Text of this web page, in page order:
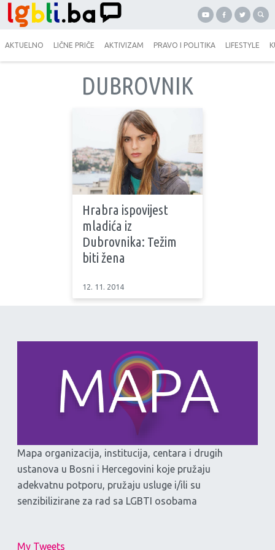
AKTUELNO LIČNE PRIČE AKTIVIZAM PRAVO I POLITIKA LIFESTYLE
DUBROVNIK
Hrabra ispovijest
mladića iz
Dubrovnika: Težim
biti žena
12. 11. 2014
Mapa organizacija, institucija, centara i drugih
ustanova u Bosni i Hercegovini koje pružaju
adekvatnu potporu, pružaju usluge i/ili su
senzibilizirane za rad sa LGBTI osobama
My Tweets